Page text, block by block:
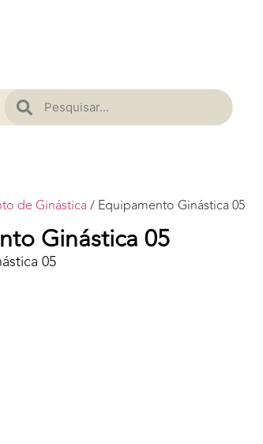
de Ginástica / Equipamento Ginástica 05
Ginástica 05
05